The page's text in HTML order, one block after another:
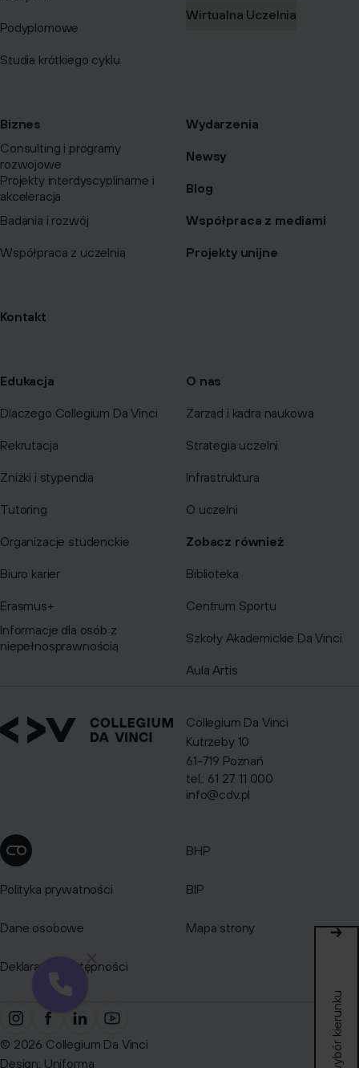
Podyplomowe
Studia krótkiego cyklu
Wirtualna Uczelnia
Biznes
Consulting i programy
rozwojowe
Projekty interdyscyplinarne i
akceleracja
Badania i rozwój
Współpraca z uczelnią
Kontakt
Wydarzenia
Newsy
Blog
Współpraca z mediami
Projekty unijne
Edukacja
Dlaczego Collegium Da Vinci
Rekrutacja
Zniżki i stypendia
Tutoring
Organizacje studenckie
Biuro karier
Erasmus+
Informacje dla osób z
niepełnosprawnością
O nas
Zarząd i kadra naukowa
Strategia uczelni
Infrastruktura
O uczelni
Zobacz również
Biblioteka
Centrum Sportu
Szkoły Akademickie Da Vinci
Aula Artis
Collegium Da Vinci
Kutrzeby 10
61-719 Poznań
tel.: 61 27 11 000
info@cdv.pl
Zmień ustawienia cookies
Polityka prywatności
Dane osobowe
Deklaracja dostępności
BHP
BIP
Mapa strony
© 2026 Collegium Da Vinci
Design: Uniforma